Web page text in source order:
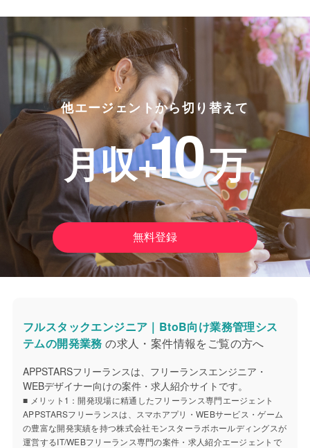
他エージェントから切り替えて
月収+10 万
無料登録
フルスタックエンジニア｜BtoB向け業務管理シス
テムの開発業務の求人・案件情報をご覧の方へ
APPSTARSフリーランスは、フリーランスエンジニア・
WEBデザイナー向けの案件・求人紹介サイトです。
■ メリット1：開発現場に精通したフリーランス専門エージェント
APPSTARSフリーランスは、スマホアプリ・WEBサービス・ゲーム
の豊富な開発実績を持つ株式会社モンスターラボホールディングスが
運営するIT/WEBフリーランス専門の案件・求人紹介エージェントで